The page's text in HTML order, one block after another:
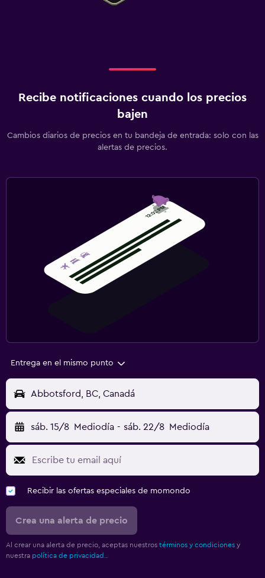
Recibe notificaciones cuando los precios
bajen
Cambios diarios de precios en tu bandeja de entrada: solo con las
alertas de precios.
Entrega en el mismo punto
Abbotsford, BC, Canadá
sáb. 15/8 Mediodía - sáb. 22/8 Mediodía
Recibir las ofertas especiales de momondo
Crea una alerta de precio
Al crear una alerta de precio, aceptas nuestros términos y condiciones y
nuestra política de privacidad..